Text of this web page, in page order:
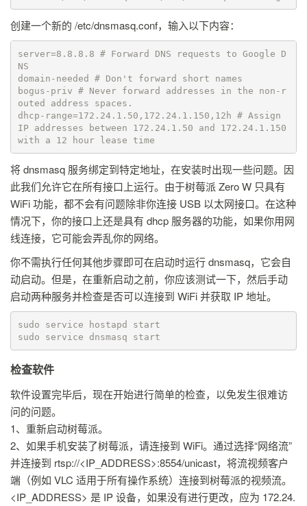
创建一个新的 /etc/dnsmasq.conf，输入以下内容：
server=8.8.8.8 # Forward DNS requests to Google D
NS
domain-needed # Don't forward short names
bogus-priv # Never forward addresses in the non-r
outed address spaces.
dhcp-range=172.24.1.50,172.24.1.150,12h # Assign
IP addresses between 172.24.1.50 and 172.24.1.150
with a 12 hour lease time
将 dnsmasq 服务绑定到特定地址，在安装时出现一些问题。因
此我们允许它在所有接口上运行。由于树莓派 Zero W 只具有
WiFi 功能，都不会有问题除非你连接 USB 以太网接口。在这种
情况下，你的接口上还是具有 dhcp 服务器的功能，如果你用网
线连接，它可能会弄乱你的网络。
你不需执行任何其他步骤即可在启动时运行 dnsmasq，它会自
动启动。但是，在重新启动之前，你应该测试一下，然后手动
启动两种服务并检查是否可以连接到 WiFi 并获取 IP 地址。
sudo service hostapd start
sudo service dnsmasq start
检查软件
软件设置完毕后，现在开始进行简单的检查，以免发生很难访
问的问题。
1、重新启动树莓派。
2、如果手机安装了树莓派，请连接到 WiFi。通过选择“网络流”
并连接到 rtsp://<IP_ADDRESS>:8554/unicast，将流视频客户
端（例如 VLC 适用于所有操作系统）连接到树莓派的视频流。
<IP_ADDRESS> 是 IP 设备，如果没有进行更改，应为 172.24.